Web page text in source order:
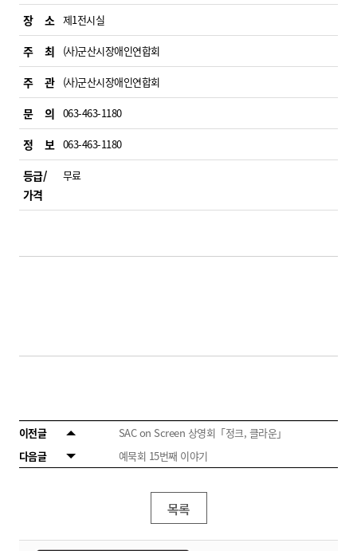
장 소 제1전시실
주 최 (사)군산시장애인연합회
주 관 (사)군산시장애인연합회
문 의 063-463-1180
정 보 063-463-1180
등급/
가격
무료
이전글
SAC on Screen 상영회「정크, 클라운」
다음글
예묵회 15번째 이야기
목록